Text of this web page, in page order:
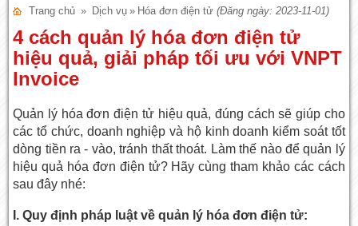
Trang chủ » Dịch vụ » Hóa đơn điện tử (Đăng ngày: 2023-11-01)
4 cách quản lý hóa đơn điện tử
hiệu quả, giải pháp tối ưu với VNPT
Invoice
Quản lý hóa đơn điện tử hiệu quả, đúng cách sẽ giúp cho
các tổ chức, doanh nghiệp và hộ kinh doanh kiểm soát tốt
dòng tiền ra - vào, tránh thất thoát. Làm thế nào để quản lý
hiệu quả hóa đơn điện tử? Hãy cùng tham khảo các cách
sau đây nhé:
I. Quy định pháp luật về quản lý hóa đơn điện tử: